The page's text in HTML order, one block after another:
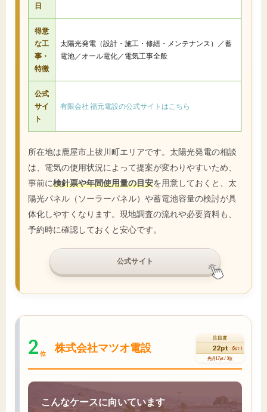
日
得意
な工
事・
特徴
太陽光発電（設計・施工・修繕・メンテナンス）／蓄
電池／オール電化／電気工事全般
公式
サイ
ト
有限会社 福元電設の公式サイトはこちら
所在地は鹿屋市上祓川町エリアです。太陽光発電の相談
は、電気の使用状況によって提案が変わりやすいため、
事前に検針票や年間使用量の目安を用意しておくと、太
陽光パネル（ソーラーパネル）や蓄電池容量の検討が具
体化しやすくなります。現地調査の流れや必要資料も、
予約時に確認しておくと安心です。
公式サイト
2 位 株式会社マツオ電設
注目度
22pt (5pt↑)
先月17pt / 3位
こんなケースに向いています